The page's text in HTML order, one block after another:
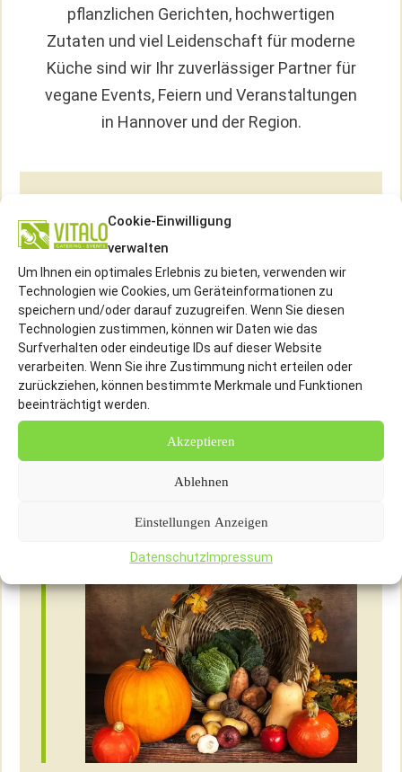
Cookie-Einwilligung
verwalten
Um Ihnen ein optimales Erlebnis zu bieten, verwenden wir
Technologien wie Cookies, um Geräteinformationen zu
speichern und/oder darauf zuzugreifen. Wenn Sie diesen
Technologien zustimmen, können wir Daten wie das
Surfverhalten oder eindeutige IDs auf dieser Website
verarbeiten. Wenn Sie ihre Zustimmung nicht erteilen oder
zurückziehen, können bestimmte Merkmale und Funktionen
beeinträchtigt werden.
Akzeptieren
Ablehnen
Einstellungen Anzeigen
Datenschutz Impressum
pflanzlichen Gerichten, hochwertigen
Zutaten und viel Leidenschaft für moderne
Küche sind wir Ihr zuverlässiger Partner für
vegane Events, Feiern und Veranstaltungen
in Hannover und der Region.
Regionale Verbundenheit
Mit unseren veganen Spezialitäten
verbinden wir nachhaltigen Genuss mit
regionaler Tiefe. Wir arbeiten bevorzugt mit
lokalen Erzeugern und Partnern zusammen,
um frische, saisonale Zutaten für unsere
pflanzlichen Gerichte zu verwenden. Von
knackigem Gemüse aus regionalem Anbau
bis hin zu hochwertigen pflanzlichen
Unterstützung heimischer Betriebe.